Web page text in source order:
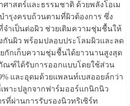
ศาสตร์และธรรมชาติ ด้วยพลังโอเม
ำรุงครบถ้วนตามที่ผิวต้องการ ซึ่ง
จำเป็นต่อผิว ช่วยเติมความชุ่มชื้นให้
กันผิว พร้อมปลอบประโลมผิวและลด
กักเก็บความชุ่มชื้นได้ยาวนานสูงสุด
ณฑ์ได้รับการออกแบบโดยใช้ส่วน
และอุดมด้วยแพลนท์เบสออยล์กว่า
พาะปลูกจากฟาร์มออร์แกนิกนิว
ที่ผ่านการรับรองนิวทริเซิร์ท